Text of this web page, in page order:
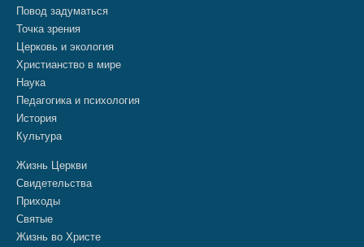
Повод задуматься
Точка зрения
Церковь и экология
Христианство в мире
Наука
Педагогика и психология
История
Культура
Жизнь Церкви
Свидетельства
Приходы
Святые
Жизнь во Христе